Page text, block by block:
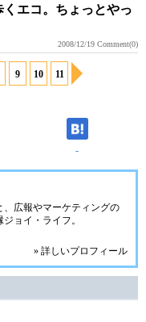
エコ。ちょっとやっ
2008/12/19 Comment(0)
9 10 11
-
、広報やマーケティングの
ョイ・ライフ。
» 詳しいプロフィール